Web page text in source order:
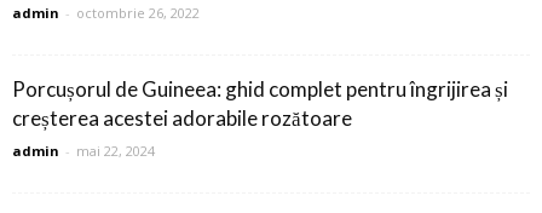
admin - octombrie 26, 2022
Porcușorul de Guineea: ghid complet pentru îngrijirea și
creșterea acestei adorabile rozătoare
admin - mai 22, 2024